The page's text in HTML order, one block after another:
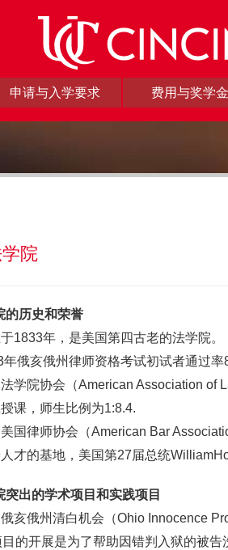
申请与入学要求 费用与奖学金
院
的历史和荣誉
1833年，是美国第四古老的法学院。
年俄亥俄州律师资格考试初试者通过
学院协会（American Association of
课，师生比例为1:8.4.
国律师协会（American Bar
人才的基地，美国第27届总统
突出的学术项目和实践项目
亥俄州清白机会（Ohio Innocence
的开展是为了帮助因错判入狱的被告